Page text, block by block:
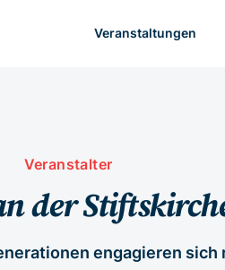
Veranstaltungen
Veranstalter
der
engagieren sich